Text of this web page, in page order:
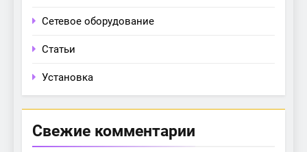
Сетевое оборудование
Статьи
Установка
Свежие комментарии